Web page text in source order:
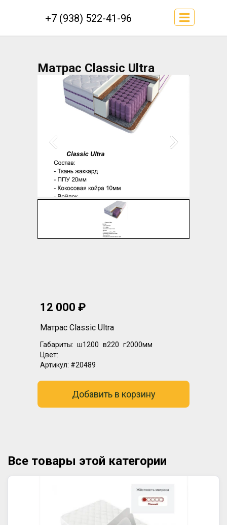
+7 (938) 522-41-96
Матрас Classic Ultra
12 000 ₽
Матрас Classic Ultra
Габариты: ш1200 в220 г2000мм
Цвет:
Артикул: #20489
Добавить в корзину
Все товары этой категории